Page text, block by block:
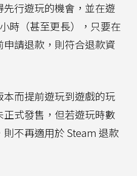
行遊玩的機會，並在遊
時（甚至更長），只要在
請退款，則符合退款資
而提前遊玩到遊戲的玩
式發售，但若遊玩時數
不再適用於 Steam 退款